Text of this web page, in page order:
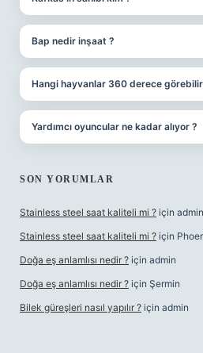
Bap nedir inşaat ?
Hangi hayvanlar 360 derece
Yardımcı oyuncular ne kadar alıyor ?
SON YORUMLAR
Stainless steel saat kaliteli mi ? için admin
Stainless steel saat kaliteli mi ? için
Doğa eş anlamlısı nedir ? için admin
Doğa eş anlamlısı nedir ? için Şermin
Bilek güreşleri nasıl yapılır ? için admin